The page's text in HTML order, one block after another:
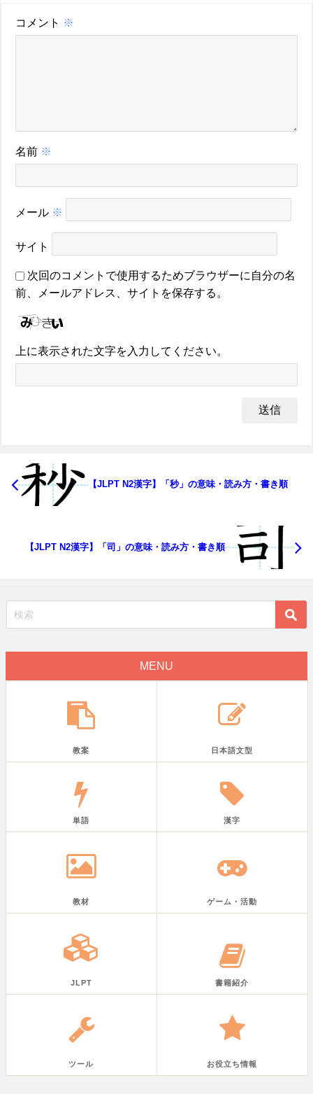
コメント ※
名前 ※
メール ※
サイト
次回のコメントで使用するためブラウザーに自分の名
前、メールアドレス、サイトを保存する。
上に表示された文字を入力してください。
【JLPT N2漢字】「秒」の意味・読み方・書き順
【JLPT N2漢字】「司」の意味・読み方・書き順
MENU
教案 日本語文型
単語 漢字
教材 ゲーム・活動
JLPT 書籍紹介
ツール お役立ち情報